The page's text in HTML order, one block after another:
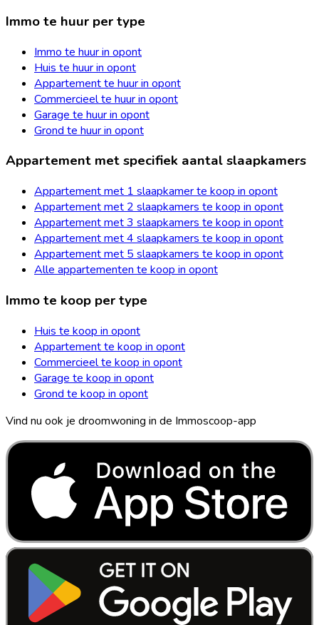
Immo te huur per type
Immo te huur in opont
Huis te huur in opont
Appartement te huur in opont
Commercieel te huur in opont
Garage te huur in opont
Grond te huur in opont
Appartement met specifiek aantal slaapkamers
Appartement met 1 slaapkamer te koop in opont
Appartement met 2 slaapkamers te koop in opont
Appartement met 3 slaapkamers te koop in opont
Appartement met 4 slaapkamers te koop in opont
Appartement met 5 slaapkamers te koop in opont
Alle appartementen te koop in opont
Immo te koop per type
Huis te koop in opont
Appartement te koop in opont
Commercieel te koop in opont
Garage te koop in opont
Grond te koop in opont
Vind nu ook je droomwoning in de Immoscoop-app